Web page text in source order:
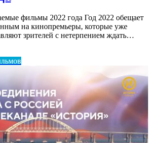
фильмы 2022 года Год 2022 обещает
на кинопремьеры, которые уже
зрителей с нетерпением ждать…